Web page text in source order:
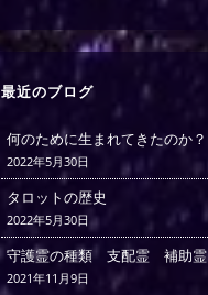
最近のブログ
何のために生まれてきたのか？
2022年5月30日
タロットの歴史
2022年5月30日
守護霊の種類 支配霊 補助霊
2021年11月9日